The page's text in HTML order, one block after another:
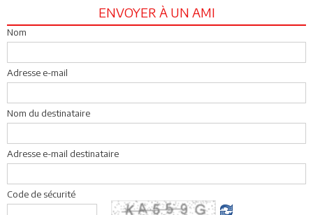
ENVOYER À UN AMI
Nom
Adresse e-mail
Nom du destinataire
Adresse e-mail destinataire
Code de sécurité